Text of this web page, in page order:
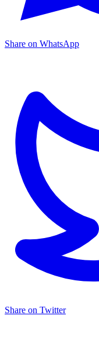
Share on WhatsApp
Share on Twitter